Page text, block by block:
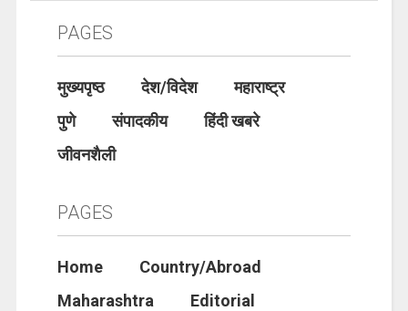
PAGES
मुख्यपृष्ठ देश/विदेश
महाराष्ट्र
पुणे
संपादकीय
हिंदी खबरे
जीवनशैली
PAGES
Home
Country/Abroad
Maharashtra
Editorial